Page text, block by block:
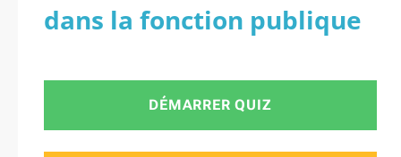
dans la fonction publique
DÉMARRER QUIZ